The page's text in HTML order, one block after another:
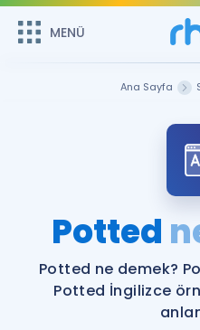
MENÜ
ÜYE
Sepetin
Remzi Hoca ile seni sınava
MENÜ
Faydalı Araçlar
Ana Sayfa
Potted
Potted ne demek?
Potted İngilizce